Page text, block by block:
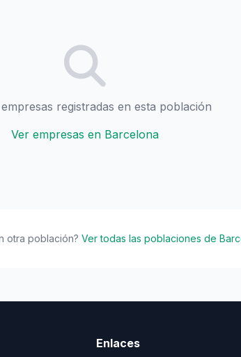
registradas en esta población
Ver empresas en Barcelona
otra población? Ver todas las poblaciones de
Enlaces